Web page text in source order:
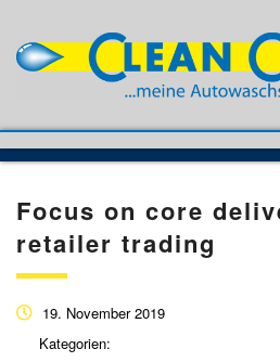
Focus on core
retailer trading
19. November 2019
Kategorien: